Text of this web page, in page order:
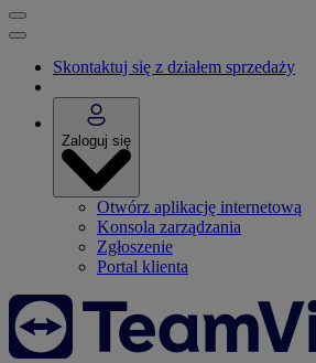
Skontaktuj się z działem sprzedaży
Zaloguj się
Otwórz aplikację internetową
Konsola zarządzania
Zgłoszenie
Portal klienta